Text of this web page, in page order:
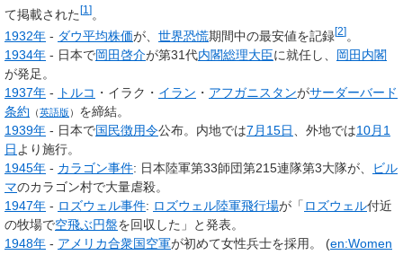
て掲載された[1 ]。
1932年 - ダウ平均株価が、 世界恐慌期間中の最安値を記録[2] 。
1934年 - 日本で岡田啓介が第31代内閣総理大臣に就任し、 岡田内閣
が発足。
1937年 - トルコ ・イラク・ イラン ・ アフガニスタンがサーダーバード
条約 （英語版 ） を締結。
1939年 - 日本で国民徴用令公布。内地では7月15日 、外地では10月1
日 より施行。
1945年 - カラゴン事件: 日本陸軍第33師団第215連隊第3大隊が、
ビル
マのカラゴン村で大量虐殺。
1947年 - ロズウェル事件: ロズウェル陸軍飛行場が「 ロズウェル付近
の牧場で空飛ぶ円盤を回収した」と発表。
1948年 - アメリカ合衆国空軍が初めて女性兵士を採用。 (en:Women